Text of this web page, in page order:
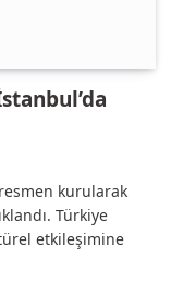
kurularak
Türkiye
etkileşimine